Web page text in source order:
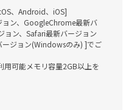
、Android、iOS]
ン、GoogleChrome最新バ
ョン、Safari最新バージョン
ージョン(Windowsのみ) ]でご
可能メモリ容量2GB以上を